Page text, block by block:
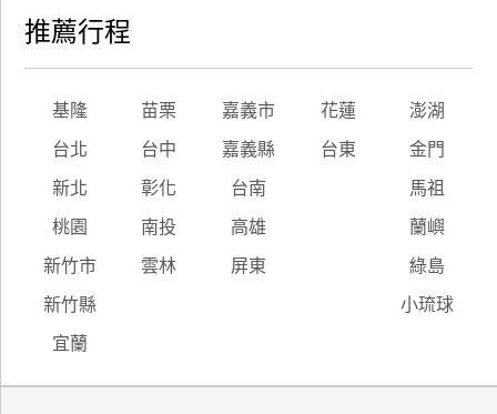
推薦行程
基隆 苗栗 嘉義市 花蓮 澎湖
台北 台中 嘉義縣 台東 金門
新北 彰化 台南 馬祖
桃園 南投 高雄 蘭嶼
新竹市 雲林 屏東 綠島
新竹縣 小琉球
宜蘭